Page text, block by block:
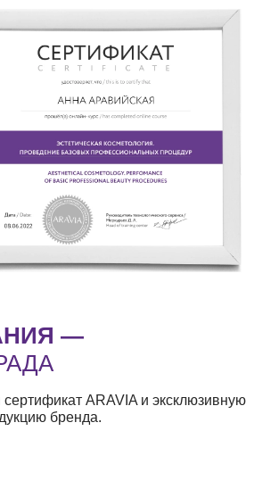
—
ARAVIA и эксклюзивную
бренда.